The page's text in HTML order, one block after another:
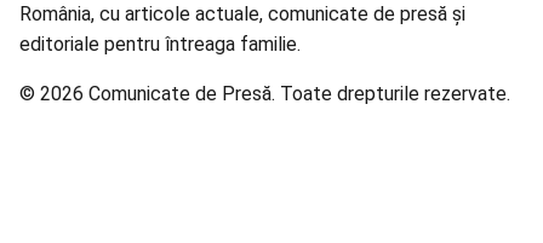
România, cu articole actuale, comunicate de presă și
editoriale pentru întreaga familie.
© 2026 Comunicate de Presă. Toate drepturile rezervate.